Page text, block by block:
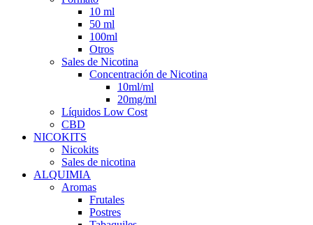
10 ml
50 ml
100ml
Otros
Sales de Nicotina
Concentración de Nicotina
10ml/ml
20mg/ml
Líquidos Low Cost
CBD
NICOKITS
Nicokits
Sales de nicotina
ALQUIMIA
Aromas
Frutales
Postres